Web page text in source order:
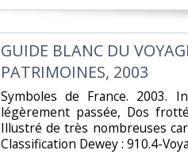
‎GUIDE BLANC DU
PATRIMOINES, 2003‎
‎Symboles de France. 2003.
légèrement passée, Dos
Illustré de très nombreuses
Classification Dewey : 910.4-